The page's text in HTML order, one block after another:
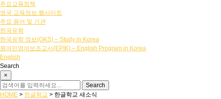
주요교육정책
영국 교육정보 웹사이트
주요 용어 및 기관
한국유학
한국유학 정보(GKS) – Study in Korea
원어민영어보조교사(EPIK) – English Program in Korea
English
Search
×
HOME > 한글학교 > 한글학교 새소식